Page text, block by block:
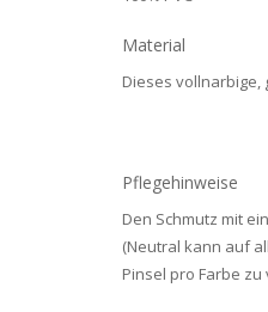
Material
Dieses vollnarbige,
Pflegehinweise
Den Schmutz mit
(Neutral kann auf
Pinsel pro Farbe